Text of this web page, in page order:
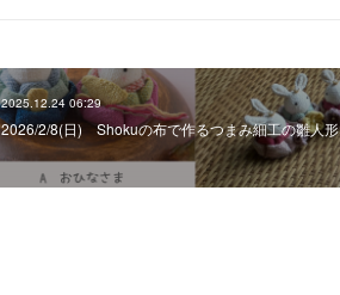
2025.12.24 06:29
2026/2/8(日) Shokuの布で作るつまみ細工の雛人形